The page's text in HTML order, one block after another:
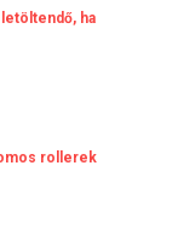
ha
rollerek